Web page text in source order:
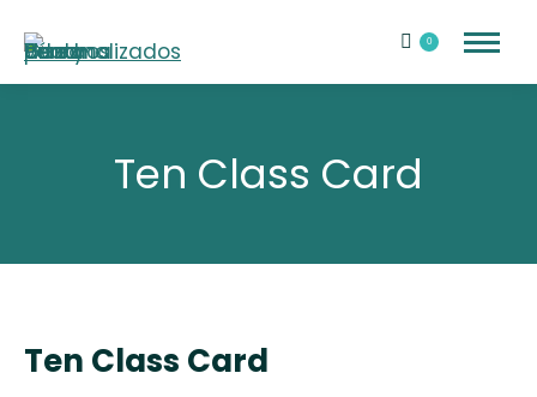
0
Ten Class Card
Ten Class Card